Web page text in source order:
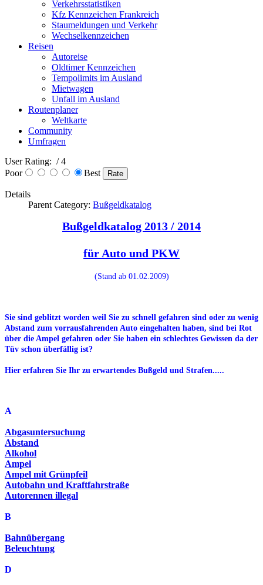
Verkehrsstatistiken
Kfz Kennzeichen Frankreich
Staumeldungen und Verkehr
Wechselkennzeichen
Reisen
Autoreise
Oldtimer Kennzeichen
Tempolimits im Ausland
Mietwagen
Unfall im Ausland
Routenplaner
Weltkarte
Community
Umfragen
User Rating: / 4
Poor
Best
Details
Parent Category: Bußgeldkatalog
Bußgeldkatalog 2013 / 2014
für Auto und PKW
(Stand ab 01.02.2009)
Sie sind geblitzt worden weil Sie zu schnell gefahren sind oder zu wenig
Abstand zum vorrausfahrenden Auto eingehalten haben, sind bei Rot
über die Ampel gefahren oder Sie haben ein schlechtes Gewissen da der
Tüv schon überfällig ist?
Hier erfahren Sie Ihr zu erwartendes Bußgeld und Strafen.....
A
Abgasuntersuchung
Abstand
Alkohol
Ampel
Ampel mit Grünpfeil
Autobahn und Kraftfahrstraße
Autorennen illegal
B
Bahnübergang
Beleuchtung
D